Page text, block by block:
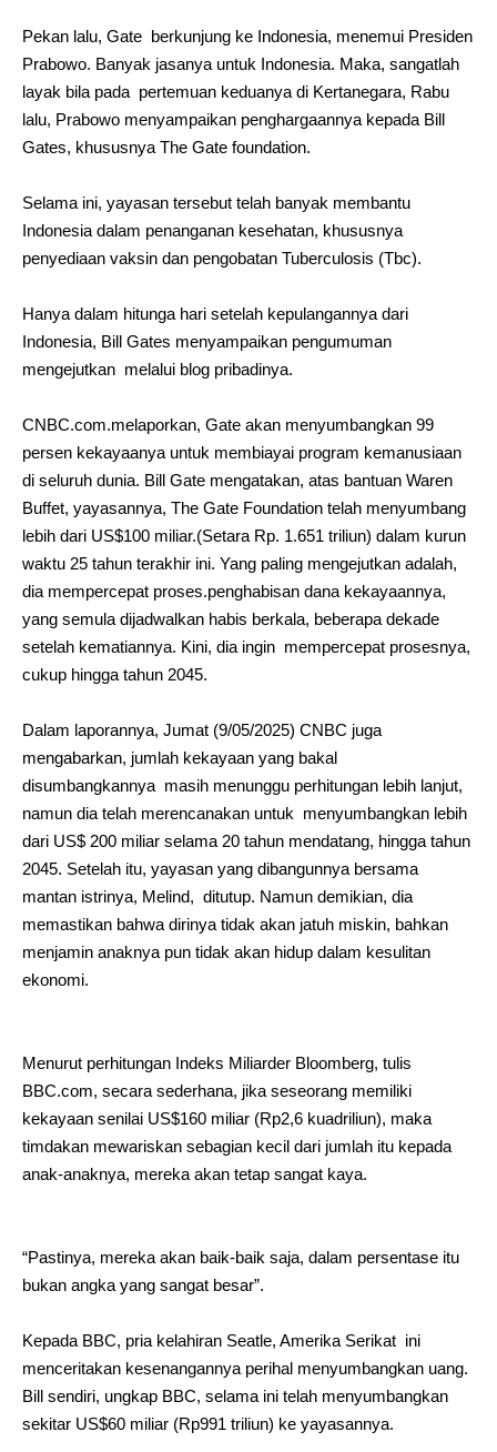
Pekan lalu, Gate berkunjung ke Indonesia, menemui Presiden
Prabowo. Banyak jasanya untuk Indonesia. Maka, sangatlah
layak bila pada pertemuan keduanya di Kertanegara, Rabu
lalu, Prabowo menyampaikan penghargaannya kepada Bill
Gates, khususnya The Gate foundation.
Selama ini, yayasan tersebut telah banyak membantu
Indonesia dalam penanganan kesehatan, khususnya
penyediaan vaksin dan pengobatan Tuberculosis (Tbc).
Hanya dalam hitunga hari setelah kepulangannya dari
Indonesia, Bill Gates menyampaikan pengumuman
mengejutkan melalui blog pribadinya.
CNBC.com.melaporkan, Gate akan menyumbangkan 99
persen kekayaanya untuk membiayai program kemanusiaan
di seluruh dunia. Bill Gate mengatakan, atas bantuan Waren
Buffet, yayasannya, The Gate Foundation telah menyumbang
lebih dari US$100 miliar.(Setara Rp. 1.651 triliun) dalam kurun
waktu 25 tahun terakhir ini. Yang paling mengejutkan adalah,
dia mempercepat proses.penghabisan dana kekayaannya,
yang semula dijadwalkan habis berkala, beberapa dekade
setelah kematiannya. Kini, dia ingin mempercepat prosesnya,
cukup hingga tahun 2045.
Dalam laporannya, Jumat (9/05/2025) CNBC juga
mengabarkan, jumlah kekayaan yang bakal
disumbangkannya masih menunggu perhitungan lebih lanjut,
namun dia telah merencanakan untuk menyumbangkan lebih
dari US$ 200 miliar selama 20 tahun mendatang, hingga tahun
2045. Setelah itu, yayasan yang dibangunnya bersama
mantan istrinya, Melind, ditutup. Namun demikian, dia
memastikan bahwa dirinya tidak akan jatuh miskin, bahkan
menjamin anaknya pun tidak akan hidup dalam kesulitan
ekonomi.
Menurut perhitungan Indeks Miliarder Bloomberg, tulis
BBC.com, secara sederhana, jika seseorang memiliki
kekayaan senilai US$160 miliar (Rp2,6 kuadriliun), maka
timdakan mewariskan sebagian kecil dari jumlah itu kepada
anak-anaknya, mereka akan tetap sangat kaya.
“Pastinya, mereka akan baik-baik saja, dalam persentase itu
bukan angka yang sangat besar”.
Kepada BBC, pria kelahiran Seatle, Amerika Serikat ini
menceritakan kesenangannya perihal menyumbangkan uang.
Bill sendiri, ungkap BBC, selama ini telah menyumbangkan
sekitar US$60 miliar (Rp991 triliun) ke yayasannya.